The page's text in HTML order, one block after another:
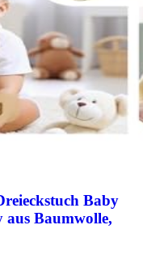
Baby
aus Baumwolle,